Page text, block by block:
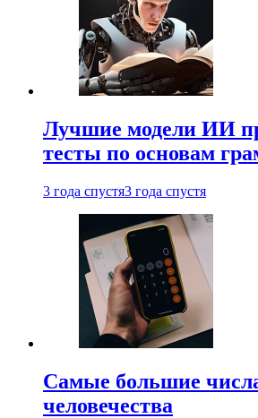
Лучшие модели ИИ
тесты по основам
3 года спустя3 года спустя
Самые большие
человечества